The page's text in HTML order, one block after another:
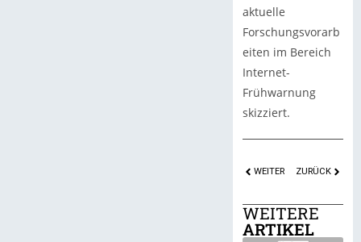
aktuelle
Forschungsvorarb
eiten im Bereich
Internet-
Frühwarnung
skizziert.
WEITER ZURÜCK
WEITERE
ARTIKEL